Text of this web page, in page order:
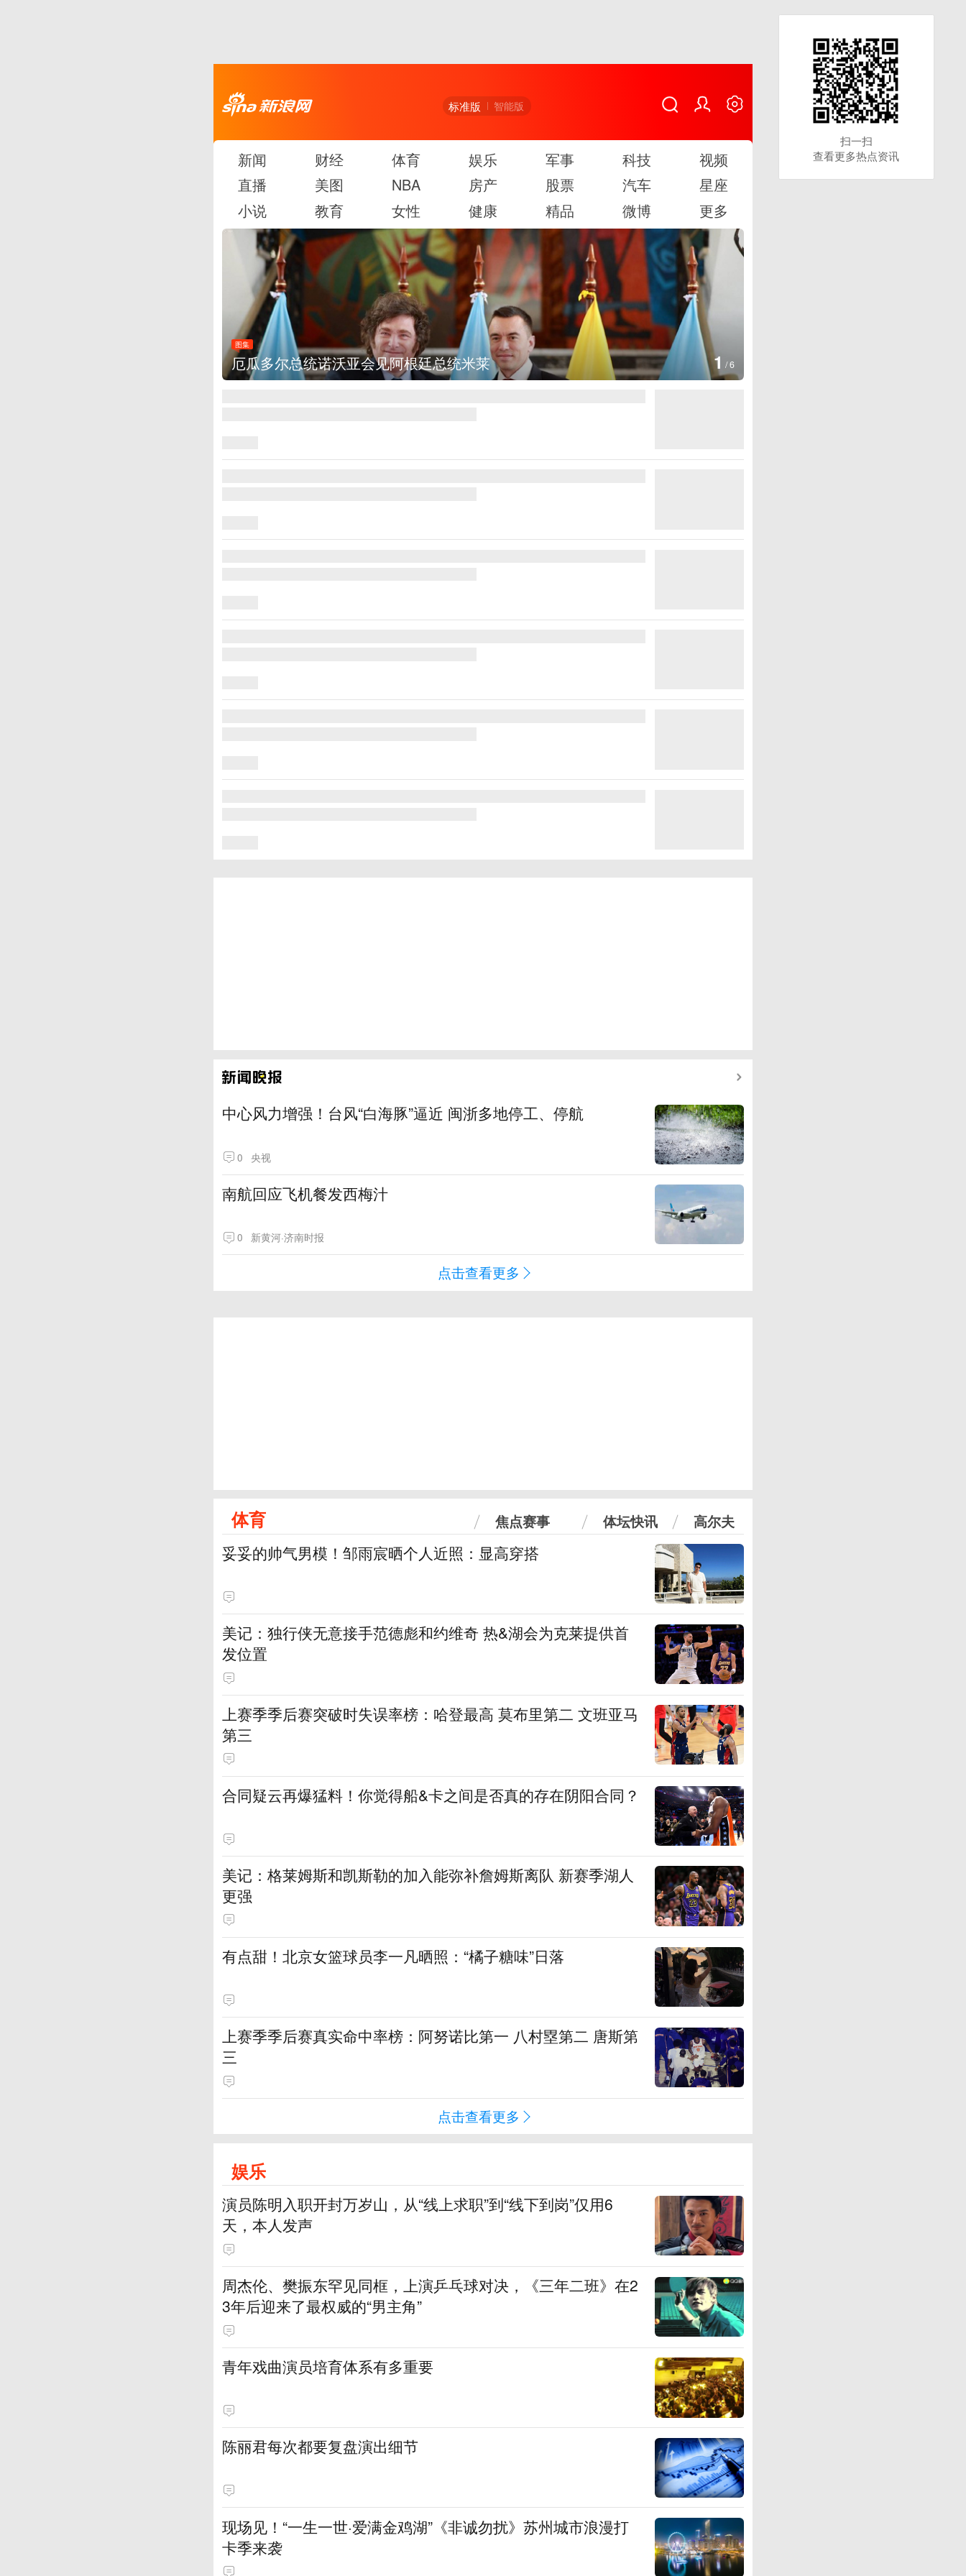
标准版 智能版
新闻 财经 体育 娱乐 军事 科技
视频
直播
美图 NBA 房产 股票 汽车
星座
小说
教育 女性 健康 精品 微博 更多
图集
厄瓜多尔总统诺沃亚会见阿根廷总统米莱 1 /6
中心风力增强！台风“白海豚”逼近 闽浙多地停工、停航
0 央视
南航回应飞机餐发西梅汁
0 新黄河·济南时报
点击查看更多
体育 焦点赛事 体坛快讯 高尔夫
妥妥的帅气男模！邹雨宸晒个人近照：显高穿搭
美记：独行侠无意接手范德彪和约维奇 热&湖会为克莱提供首
发位置
上赛季季后赛突破时失误率榜：哈登最高 莫布里第二 文班亚马
第三
合同疑云再爆猛料！你觉得船&卡之间是否真的存在阴阳合同？
美记：格莱姆斯和凯斯勒的加入能弥补詹姆斯离队 新赛季湖人
更强
有点甜！北京女篮球员李一凡晒照：“橘子糖味”日落
上赛季季后赛真实命中率榜：阿努诺比第一 八村塁第二 唐斯第
三
点击查看更多
娱乐
演员陈明入职开封万岁山，从“线上求职”到“线下到岗”仅用6
天，本人发声
周杰伦、樊振东罕见同框，上演乒乓球对决，《三年二班》在2
3年后迎来了最权威的“男主角”
青年戏曲演员培育体系有多重要
陈丽君每次都要复盘演出细节
现场见！“一生一世·爱满金鸡湖”《非诚勿扰》苏州城市浪漫打
卡季来袭
扫一扫
查看更多热点资讯
扫一扫
查看更多热点资讯